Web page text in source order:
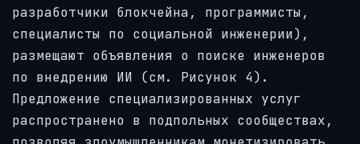
разработчики блокчейна, программисты,
специалисты по социальной инженерии),
размещают объявления о поиске инженеров
по внедрению ИИ (см. Рисунок 4).
Предложение специализированных услуг
распространено в подпольных сообществах,